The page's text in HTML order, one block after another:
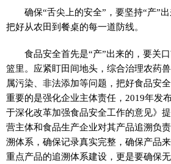
确保“舌尖上的安全”，要坚持“产”
把好从农田到餐桌的每一道防线。
食品安全首先是“产”出来的，要关
篮里。应紧盯田间地头，综合治理农药
属污染、非法添加等问题，把好食品安
重要的是强化企业主体责任，2019年发
于深化改革加强食品安全工作的意见》
营主体和食品生产企业对其产品追溯负
溯体系，确保记录真实完整，确保产品
重点产品的追溯体系建设，更是要确保